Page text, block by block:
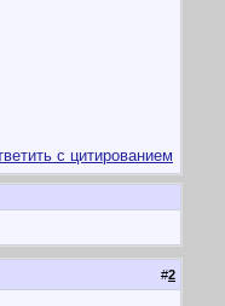
#2